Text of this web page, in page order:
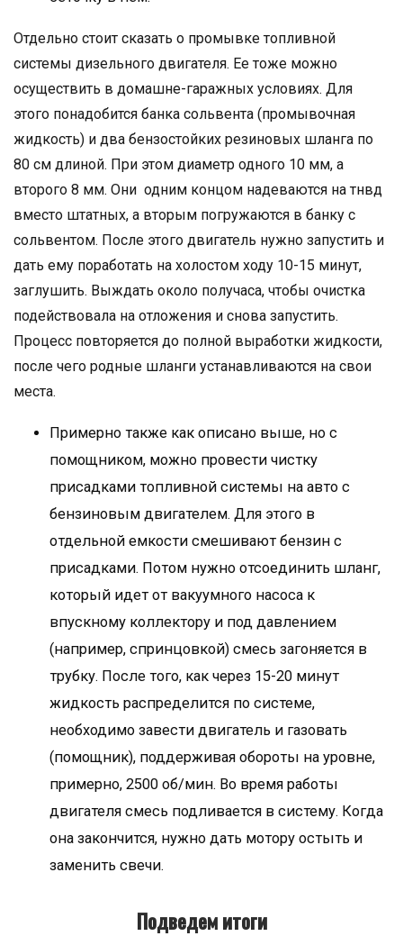
Отдельно стоит сказать о промывке топливной
системы дизельного двигателя. Ее тоже можно
осуществить в домашне-гаражных условиях. Для
этого понадобится банка сольвента (промывочная
жидкость) и два бензостойких резиновых шланга по
80 см длиной. При этом диаметр одного 10 мм, а
второго 8 мм. Они одним концом надеваются на тнвд
вместо штатных, а вторым погружаются в банку с
сольвентом. После этого двигатель нужно запустить и
дать ему поработать на холостом ходу 10-15 минут,
заглушить. Выждать около получаса, чтобы очистка
подействовала на отложения и снова запустить.
Процесс повторяется до полной выработки жидкости,
после чего родные шланги устанавливаются на свои
места.
Примерно также как описано выше, но с
помощником, можно провести чистку
присадками топливной системы на авто с
бензиновым двигателем. Для этого в
отдельной емкости смешивают бензин с
присадками. Потом нужно отсоединить шланг,
который идет от вакуумного насоса к
впускному коллектору и под давлением
(например, спринцовкой) смесь загоняется в
трубку. После того, как через 15-20 минут
жидкость распределится по системе,
необходимо завести двигатель и газовать
(помощник), поддерживая обороты на уровне,
примерно, 2500 об/мин. Во время работы
двигателя смесь подливается в систему. Когда
она закончится, нужно дать мотору остыть и
заменить свечи.
Подведем итоги